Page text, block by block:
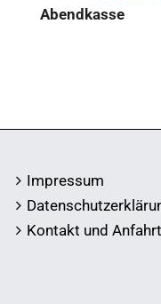
Abendkasse
Impressum
Kontakt und Anfahrt